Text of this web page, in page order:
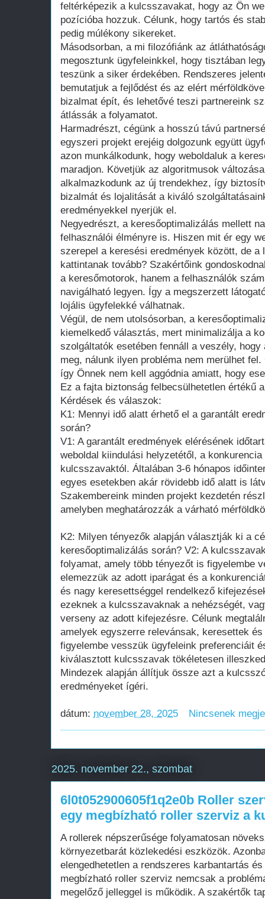
feltérképezik a kulcsszavakat, hogy az Ön
pozícióba hozzuk. Célunk, hogy tartós és
pedig múlékony sikereket.
Másodsorban, a mi filozófiánk az
megosztunk ügyfeleinkkel, hogy tisztában
teszünk a siker érdekében. Rendszeres
bemutatjuk a fejlődést és az elért
bizalmat épít, és lehetővé teszi partnereink
átlássák a folyamatot.
Harmadrészt, cégünk a hosszú távú
egyszeri projekt erejéig dolgozunk együtt
azon munkálkodunk, hogy weboldaluk a
maradjon. Követjük az algoritmusok
alkalmazkodunk az új trendekhez, így
bizalmát és lojalitását a kiváló
eredményekkel nyerjük el.
Negyedrészt, a keresőoptimalizálás mellett
felhasználói élményre is. Hiszen mit ér egy
szerepel a keresési eredmények között, de a
kattintanak tovább? Szakértőink
a keresőmotorok, hanem a felhasználók
navigálható legyen. Így a megszerzett
lojális ügyfelekké válhatnak.
Végül, de nem utolsósorban, a
kiemelkedő választás, mert minimalizálja a
szolgáltatók esetében fennáll a veszély,
meg, nálunk ilyen probléma nem merülhet
így Önnek nem kell aggódnia amiatt, hogy
Ez a fajta biztonság felbecsülhetetlen értékű
Kérdések és válaszok:
K1: Mennyi idő alatt érhető el a garantált
során?
V1: A garantált eredmények elérésének
weboldal kiindulási helyzetétől, a
kulcsszavaktól. Általában 3-6 hónapos
egyes esetekben akár rövidebb idő alatt is
Szakembereink minden projekt kezdetén
amelyben meghatározzák a várható
K2: Milyen tényezők alapján választják ki a
keresőoptimalizálás során? V2: A
folyamat, amely több tényezőt is figyelembe
elemezzük az adott iparágat és a
és nagy keresettséggel rendelkező
ezeknek a kulcsszavaknak a nehézségét,
verseny az adott kifejezésre. Célunk
amelyek egyszerre relevánsak, keresettek
figyelembe vesszük ügyfeleink preferenciáit
kiválasztott kulcsszavak tökéletesen
Mindezek alapján állítjuk össze azt a
eredményeket ígéri.
dátum: november 28, 2025 Nincsenek
2025. november 22., szombat
6l0t052900605f1q2e0b Roller
egy megbízható roller szerviz a
A rollerek népszerűsége folyamatosan
környezetbarát közlekedési eszközök.
elengedhetetlen a rendszeres karbantartás
megbízható roller szerviz nemcsak a
megelőző jelleggel is működik. A szakértők